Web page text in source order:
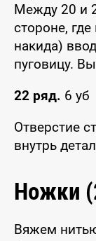
Между 20 и
стороне,
накида)
пуговицу.
22 ряд. 6 уб
Отверстие
внутрь
Ножки
Вяжем